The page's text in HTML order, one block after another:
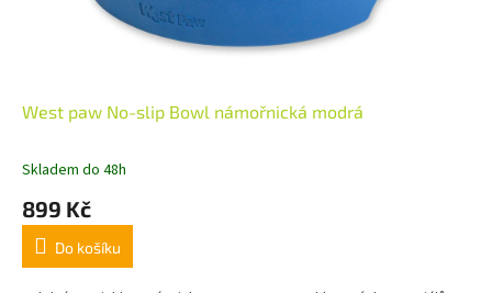
West paw No-slip Bowl námořnická modrá
Skladem do 48h
899 Kč
Do košíku